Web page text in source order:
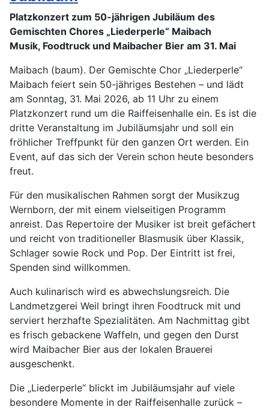
Platzkonzert zum 50-jährigen Jubiläum des
Gemischten Chores „Liederperle“ Maibach
Musik, Foodtruck und Maibacher Bier am 31. Mai
Maibach (baum). Der Gemischte Chor „Liederperle“
Maibach feiert sein 50-jähriges Bestehen – und lädt
am Sonntag, 31. Mai 2026, ab 11 Uhr zu einem
Platzkonzert rund um die Raiffeisenhalle ein. Es ist die
dritte Veranstaltung im Jubiläumsjahr und soll ein
fröhlicher Treffpunkt für den ganzen Ort werden. Ein
Event, auf das sich der Verein schon heute besonders
freut.
Für den musikalischen Rahmen sorgt der Musikzug
Wernborn, der mit einem vielseitigen Programm
anreist. Das Repertoire der Musiker ist breit gefächert
und reicht von traditioneller Blasmusik über Klassik,
Schlager sowie Rock und Pop. Der Eintritt ist frei,
Spenden sind willkommen.
Auch kulinarisch wird es abwechslungsreich. Die
Landmetzgerei Weil bringt ihren Foodtruck mit und
serviert herzhafte Spezialitäten. Am Nachmittag gibt
es frisch gebackene Waffeln, und gegen den Durst
wird Maibacher Bier aus der lokalen Brauerei
ausgeschenkt.
Die „Liederperle“ blickt im Jubiläumsjahr auf viele
besondere Momente in der Raiffeisenhalle zurück –